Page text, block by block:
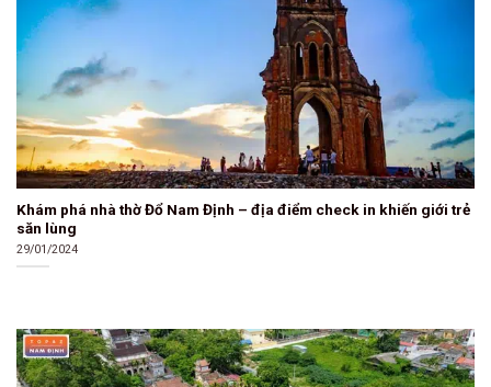
Khám phá nhà thờ Đổ Nam Định – địa điểm check in khiến giới trẻ
săn lùng
29/01/2024